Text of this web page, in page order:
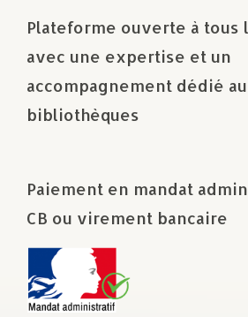
Plateforme ouverte à tous
avec une expertise et un
accompagnement dédié
bibliothèques
Paiement en mandat
CB ou virement bancaire